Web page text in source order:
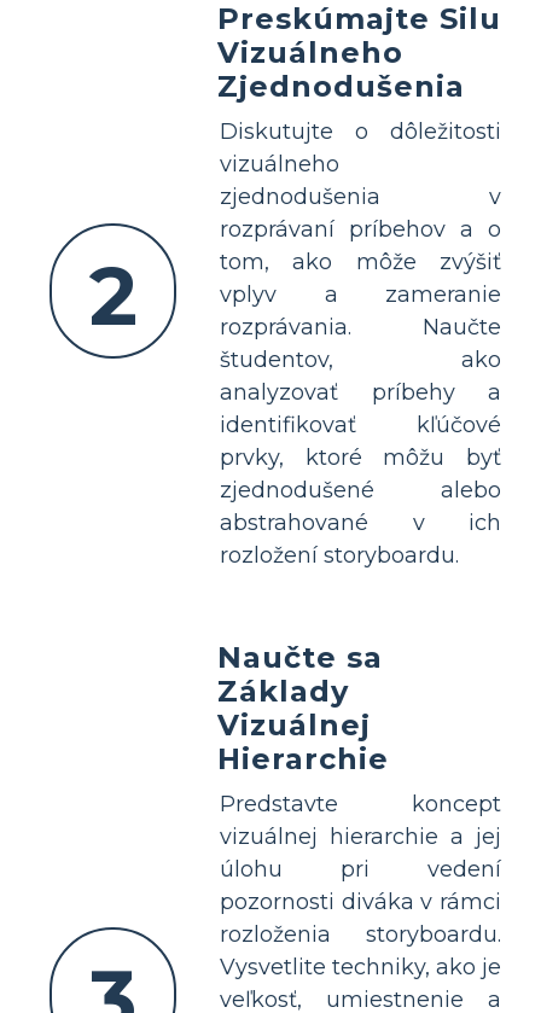
2
Preskúmajte Silu
Vizuálneho
Zjednodušenia
Diskutujte o dôležitosti
vizuálneho
zjednodušenia v
rozprávaní príbehov a o
tom, ako môže zvýšiť
vplyv a zameranie
rozprávania. Naučte
študentov, ako
analyzovať príbehy a
identifikovať kľúčové
prvky, ktoré môžu byť
zjednodušené alebo
abstrahované v ich
rozložení storyboardu.
Naučte sa
Základy
Vizuálnej
Hierarchie
Predstavte koncept
vizuálnej hierarchie a jej
úlohu pri vedení
pozornosti diváka v rámci
rozloženia storyboardu.
Vysvetlite techniky, ako je
veľkosť, umiestnenie a